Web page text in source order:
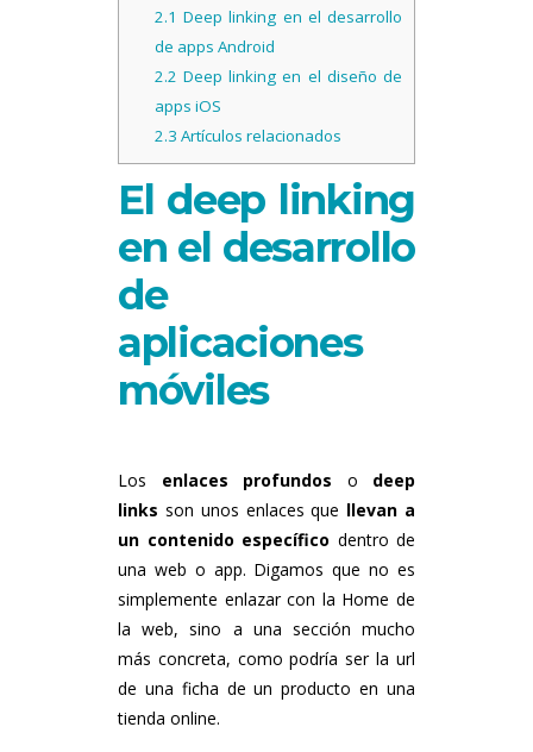
2.1 Deep linking en el desarrollo
de apps Android
2.2 Deep linking en el diseño de
apps iOS
2.3 Artículos relacionados
El deep linking
en el desarrollo
de
aplicaciones
móviles
Los enlaces profundos o deep
links son unos enlaces que llevan a
un contenido específico dentro de
una web o app. Digamos que no es
simplemente enlazar con la Home de
la web, sino a una sección mucho
más concreta, como podría ser la url
de una ficha de un producto en una
tienda online.